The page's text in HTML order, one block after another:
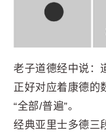
老子道德经中说：
正好对应着康德的
“全部/普遍”。
经典亚里士多德三